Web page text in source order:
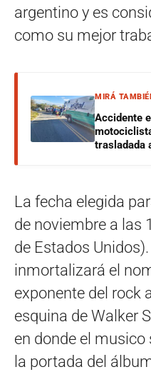
argentino y es
como su mejor
MIRÁ
Accidente
trasladada
La fecha elegida
de noviembre a las
de Estados
inmortalizará el
exponente del rock
esquina de Walker
en donde el
la portada del